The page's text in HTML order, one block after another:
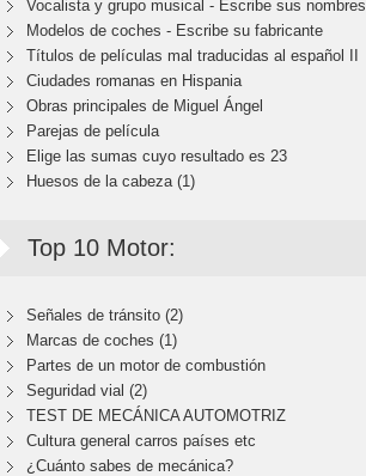
Vocalista y grupo musical - Escribe sus nombres
Modelos de coches - Escribe su fabricante
Títulos de películas mal traducidas al español II
Ciudades romanas en Hispania
Obras principales de Miguel Ángel
Parejas de película
Elige las sumas cuyo resultado es 23
Huesos de la cabeza (1)
Top 10 Motor:
Señales de tránsito (2)
Marcas de coches (1)
Partes de un motor de combustión
Seguridad vial (2)
TEST DE MECÁNICA AUTOMOTRIZ
Cultura general carros países etc
¿Cuánto sabes de mecánica?